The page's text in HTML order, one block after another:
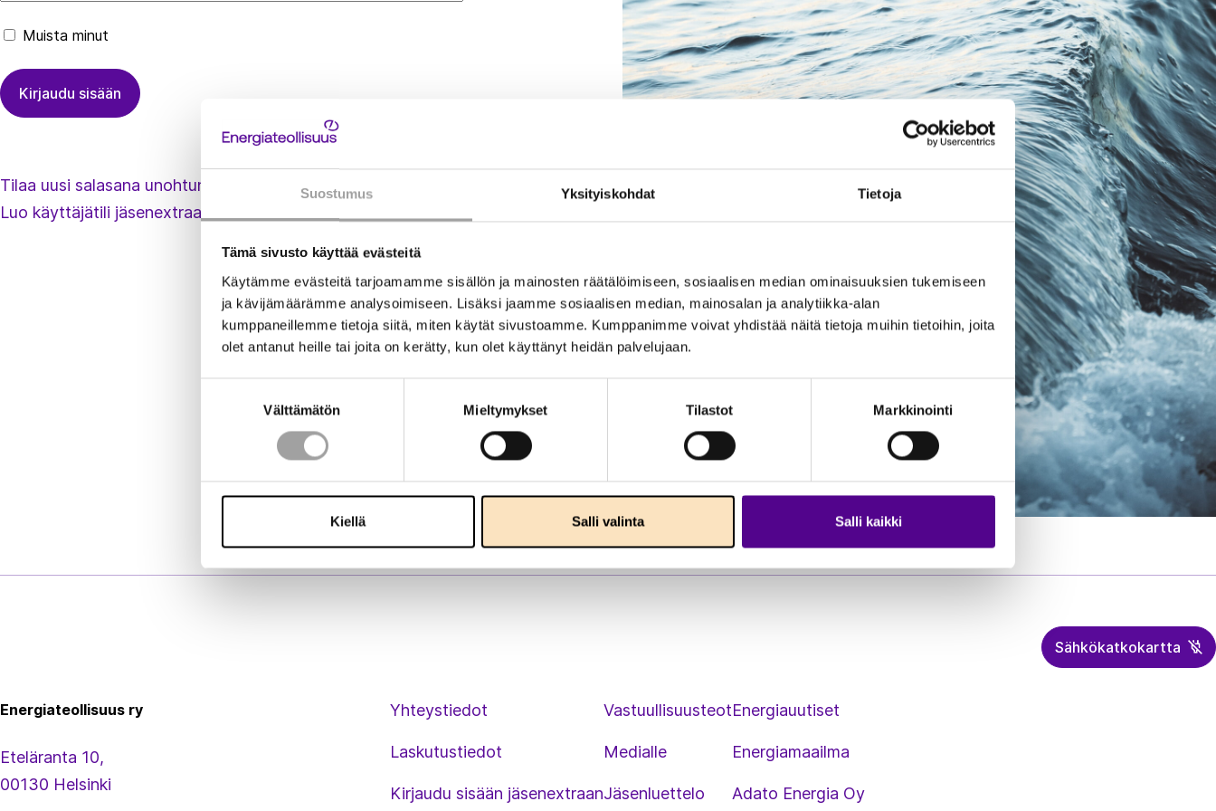
Suostumus Yksityiskohdat Tietoja
Tämä sivusto käyttää evästeitä
Käytämme evästeitä tarjoamamme sisällön ja mainosten räätälöimiseen, sosiaalisen median ominaisuuksien tukemiseen
ja kävijämäärämme analysoimiseen. Lisäksi jaamme sosiaalisen median, mainosalan ja analytiikka-alan
kumppaneillemme tietoja siitä, miten käytät sivustoamme. Kumppanimme voivat yhdistää näitä tietoja muihin tietoihin, joita
olet antanut heille tai joita on kerätty, kun olet käyttänyt heidän palvelujaan.
Välttämätön Mieltymykset Tilastot Markkinointi
Kiellä Salli valinta Salli kaikki
Muista minut
Tilaa uusi salasana unohtuneen tilalle
Luo käyttäjätili jäsenextraan
Sähkökatkokartta
Energiateollisuus ry
Eteläranta 10,
00130 Helsinki
Yhteystiedot
Laskutustiedot
Kirjaudu sisään jäsenextraan
Vastuullisuusteot
Medialle
Jäsenluettelo
Energiauutiset
Energiamaailma
Adato Energia Oy